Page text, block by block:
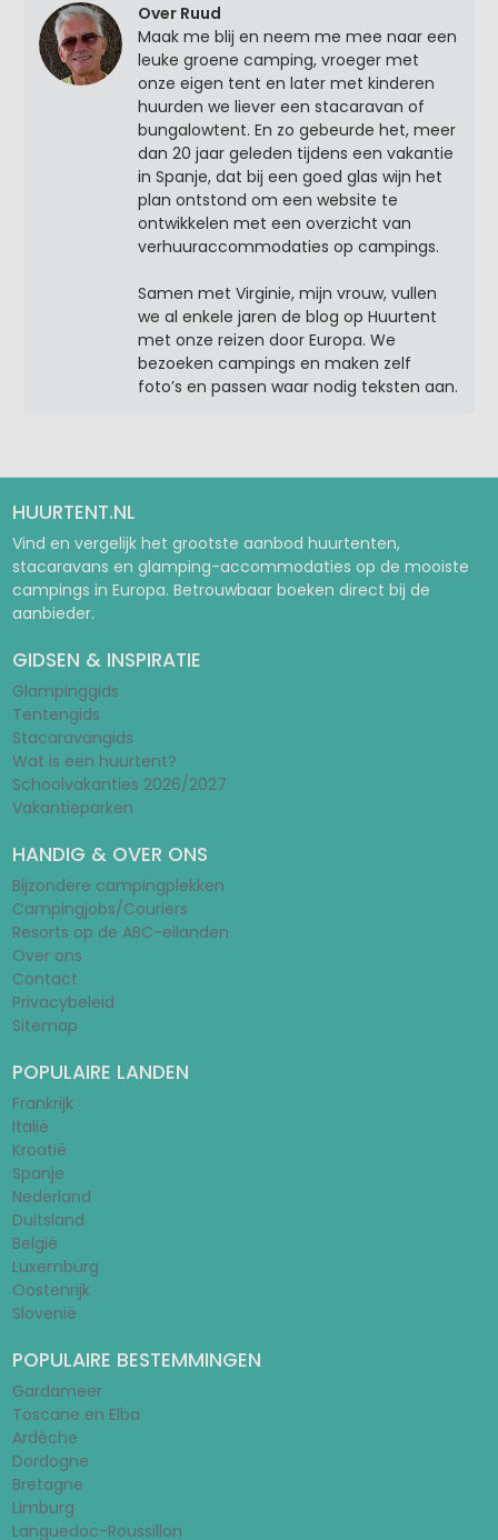
Over Ruud
Maak me blij en neem me mee naar een
leuke groene camping, vroeger met
onze eigen tent en later met kinderen
huurden we liever een stacaravan of
bungalowtent. En zo gebeurde het, meer
dan 20 jaar geleden tijdens een vakantie
in Spanje, dat bij een goed glas wijn het
plan ontstond om een website te
ontwikkelen met een overzicht van
verhuuraccommodaties op campings.
Samen met Virginie, mijn vrouw, vullen
we al enkele jaren de blog op Huurtent
met onze reizen door Europa. We
bezoeken campings en maken zelf
foto’s en passen waar nodig teksten aan.
HUURTENT.NL
Vind en vergelijk het grootste aanbod huurtenten,
stacaravans en glamping-accommodaties op de mooiste
campings in Europa. Betrouwbaar boeken direct bij de
aanbieder.
GIDSEN & INSPIRATIE
Glampinggids
Tentengids
Stacaravangids
Wat is een huurtent?
Schoolvakanties 2026/2027
Vakantieparken
HANDIG & OVER ONS
Bijzondere campingplekken
Campingjobs/Couriers
Resorts op de ABC-eilanden
Over ons
Contact
Privacybeleid
Sitemap
POPULAIRE LANDEN
Frankrijk
Italië
Kroatië
Spanje
Nederland
Duitsland
België
Luxemburg
Oostenrijk
Slovenië
POPULAIRE BESTEMMINGEN
Gardameer
Toscane en Elba
Ardèche
Dordogne
Bretagne
Limburg
Languedoc-Roussillon